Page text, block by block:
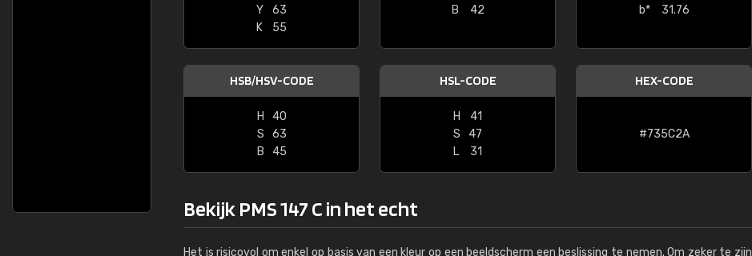
Y
63
K
55
B
42
b*
31.76
HSB/HSV-CODE
H
40
S
63
B
45
HSL-CODE
H
41
S
47
L
31
HEX-CODE
#735C2A
Bekijk PMS 147 C in het echt
Het is risicovol om enkel op basis van een kleur op een beeldscherm een beslissing te nemen. Om zeker te zijn